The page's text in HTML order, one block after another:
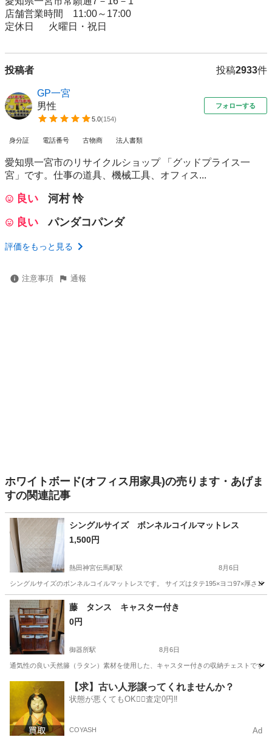
店舗営業時間　11:00～17:00
定休日 　 火曜日・祝日
投稿者 投稿2933件
GP一宮
男性
5.0(154)
フォローする
身分証 電話番号 古物商 法人書類
愛知県一宮市のリサイクルショップ 「グッドプライス一
宮」です。仕事の道具、機械工具、オフィス...
良い
河村 怜
良い
パンダコパンダ
評価をもっと見る
注意事項 通報
ホワイトボード(オフィス用家具)の売ります・あげま
すの関連記事
シングルサイズ ボンネルコイルマットレス
1,500円
熱田神宮伝馬町駅 8月6日
シングルサイズのボンネルコイルマットレスです。 サイズはタテ195×ヨコ97×厚さ
愛知 名古屋市 熱田神宮伝馬町駅 寝具
藤 タンス キャスター付き
0円
御器所駅 8月6日
通気性の良い天然籐（ラタン）素材を使用した、キャスター付きの収納チェストです
御器所駅 収納家具 キャスター
【求】古い人形譲ってくれませんか？
状態が悪くてもOK🙆‍♀️査定0円‼️
COYASH Ad